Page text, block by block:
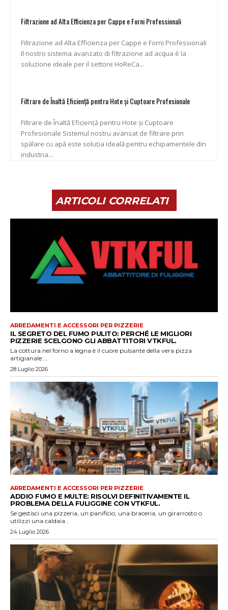
Filtrazione ad Alta Efficienza per Cappe e Forni Professionali
Filtrazione ad Alta Efficienza per Cappe e Forni Professionali
Il nostro sistema avanzato di filtrazione ad acqua è la
soluzione ideale per il settore HoReCa...
Filtrare de Înaltă Eficiență pentru Hote și Cuptoare Profesionale
Filtrare de Înaltă Eficiență pentru Hote și Cuptoare
Profesionale Sistemul nostru avansat de filtrare prin
spălare cu apă este soluția ideală pentru echipamentele din
industria...
ARTICOLI CORRELATI
ARREDAMENTI E ACCESSORI PER PIZZERIE
IL SEGRETO DEL FUMO PULITO: PERCHÉ LE MIGLIORI
PIZZERIE SCELGONO GLI ABBATTITORI VTKFUL.
La cottura nel forno a legna è il cuore pulsante della vera pizza
artigianale:...
28 Luglio 2026
ARREDAMENTI E ACCESSORI PER PIZZERIE
ADDIO FUMO E MULTE: RISOLVI DEFINITIVAMENTE IL
PROBLEMA DELLA FULIGGINE CON VTKFUL.
Se gestisci una pizzeria, un panificio, una braceria, un girarrosto o
utilizzi una caldaia...
24 Luglio 2026